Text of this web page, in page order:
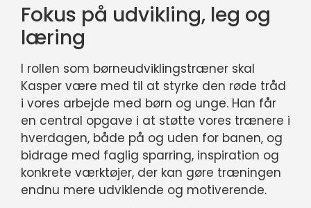
Fokus på udvikling, leg og
læring
I rollen som børneudviklingstræner skal
Kasper være med til at styrke den røde tråd
i vores arbejde med børn og unge. Han får
en central opgave i at støtte vores trænere i
hverdagen, både på og uden for banen, og
bidrage med faglig sparring, inspiration og
konkrete værktøjer, der kan gøre træningen
endnu mere udviklende og motiverende.